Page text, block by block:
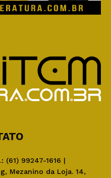
(61) 99247-1616 |
Mezanino da Loja. 14,